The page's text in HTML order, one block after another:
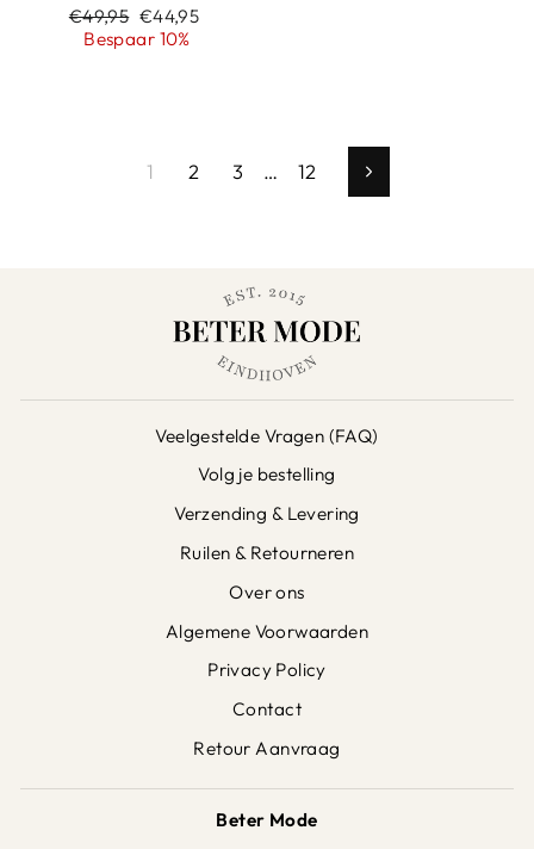
Normale
prijs
€49,95 Sale
prijs
€44,95
Bespaar 10%
1 2 3 … 12
Veelgestelde Vragen (FAQ)
Volg je bestelling
Verzending & Levering
Ruilen & Retourneren
Over ons
Algemene Voorwaarden
Privacy Policy
Contact
Retour Aanvraag
Beter Mode